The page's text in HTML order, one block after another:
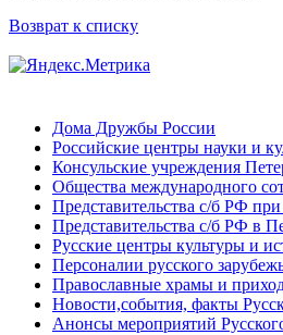
Возврат к списку
Дома Дружбы России
Российские центры науки и
Консульские учреждения
Общества международного
Представительства с/б РФ
Представительства с/б РФ в
Русские центры культуры и
Персоналии русского
Православные храмы и
Новости,события, факты
Анонсы мероприятий